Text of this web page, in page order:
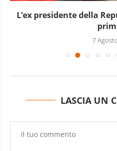
L’ex presidente della
7
LASCIA UN